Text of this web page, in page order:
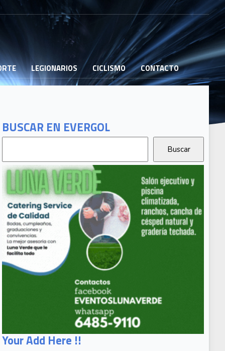
LEGIONARIOS CICLISMO CONTACTO
BUSCAR EN EVERGOL
Your Add Here !!